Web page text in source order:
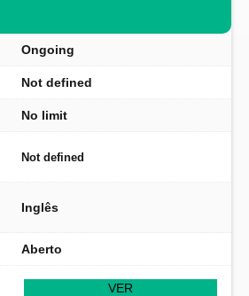
Ongoing
Not defined
No limit
Not defined
Inglês
Aberto
VER